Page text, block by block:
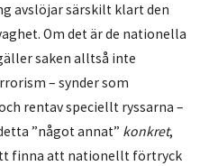
avslöjar särskilt klart den
Om det är de nationella
saken alltså inte
– synder som
rentav speciellt ryssarna –
”något annat” konkret,
finna att nationellt förtryck